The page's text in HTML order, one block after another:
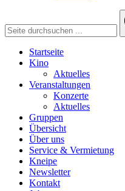
Startseite
Kino
Aktuelles
Veranstaltungen
Konzerte
Aktuelles
Gruppen
Übersicht
Über uns
Service & Vermietung
Kneipe
Newsletter
Kontakt